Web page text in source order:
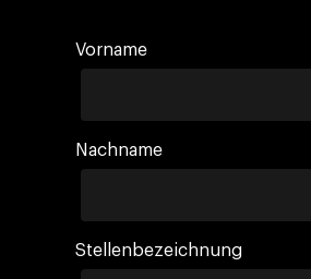
Vorname
Nachname
Stellenbezeichnung